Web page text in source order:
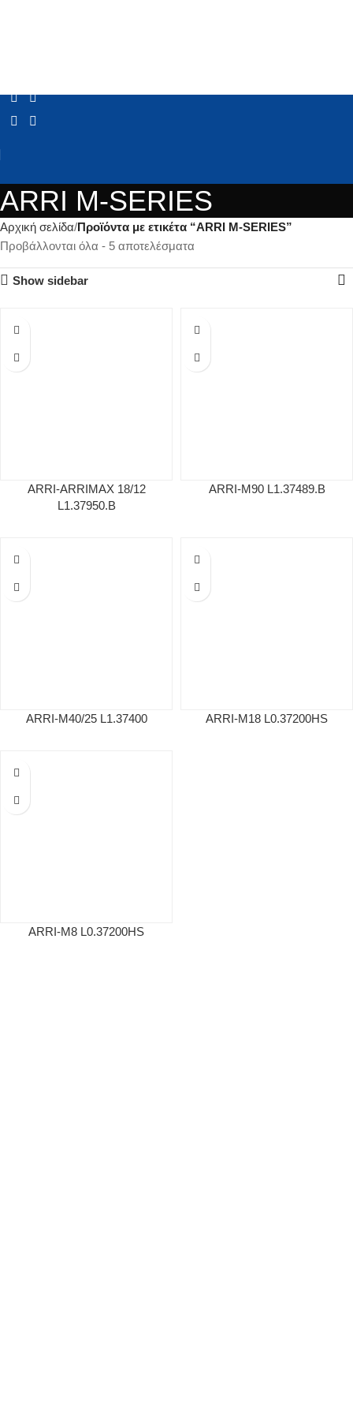
ARRI M-SERIES
Αρχική σελίδα Προϊόντα με ετικέτα “ARRI M-SERIES”
Προβάλλονται όλα - 5 αποτελέσματα
Show sidebar
ARRI-ARRIMAX 18/12
L1.37950.B
ARRI-M90 L1.37489.B
ARRI-M40/25 L1.37400 ARRI-M18 L0.37200HS
ARRI-M8 L0.37200HS